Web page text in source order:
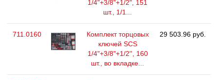
1/4"+3/8"+1/2", 151
шт., 1/1...
711.0160
Комплект торцовых
ключей SCS
1/4"+3/8"+1/2'', 160
шт., во вкладке...
29 503.96 руб.